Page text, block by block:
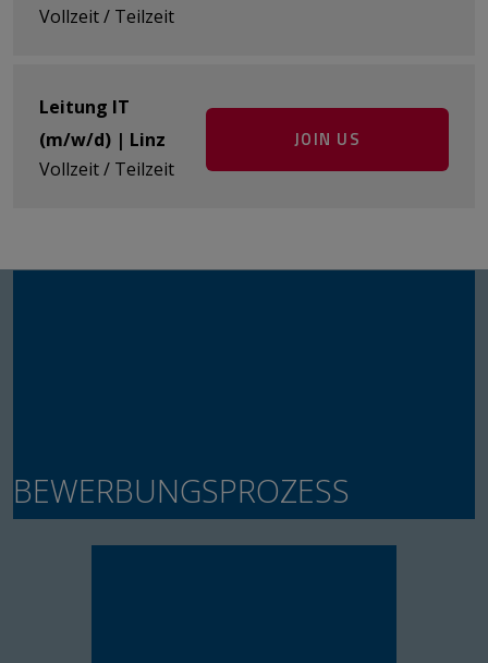
Vollzeit / Teilzeit
Leitung IT
(m/w/d) | Linz
Vollzeit / Teilzeit
JOIN US
BEWERBUNGSP​​​​​​​ROZESS